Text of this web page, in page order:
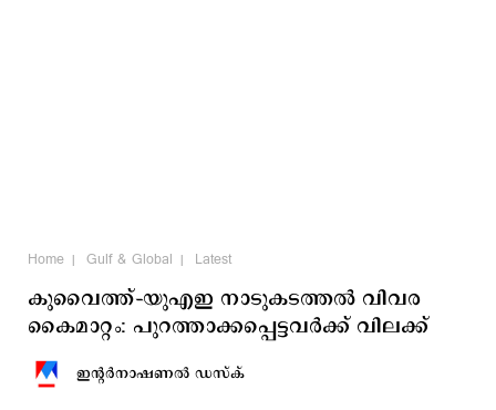
Home Gulf & Global Latest
കുവൈത്ത്–യുഎഇ നാടുകടത്തൽ വിവര
കൈമാറ്റം: പുറത്താക്കപ്പെട്ടവർക്ക് വിലക്ക്
ഇന്‍റര്‍നാഷണല്‍ ഡസ്ക്